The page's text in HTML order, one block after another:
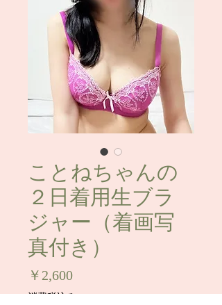
ことねちゃんの
２日着用生ブラ
ジャー（着画写
真付き）
￥2,600価
格
消費税込み